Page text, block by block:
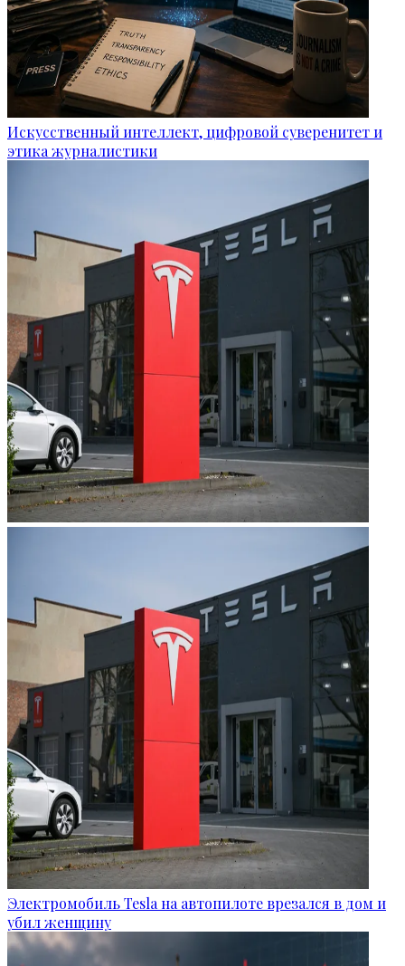
Искусственный интеллект, цифровой суверенитет и
этика журналистики
Электромобиль Tesla на автопилоте врезался в дом и
убил женщину